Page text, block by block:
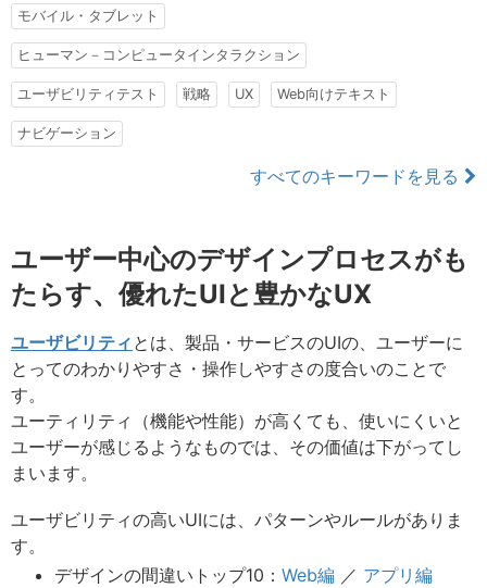
モバイル・タブレット
ヒューマン－コンピュータインタラクション
ユーザビリティテスト 戦略 UX Web向けテキスト
ナビゲーション
すべてのキーワードを見る
ユーザー中心のデザインプロセスがも
たらす、優れたUIと豊かなUX
ユーザビリティ とは、製品・サービスのUIの、ユーザーに
とってのわかりやすさ・操作しやすさの度合いのことで
す。
ユーティリティ（機能や性能）が高くても、使いにくいと
ユーザーが感じるようなものでは、その価値は下がってし
まいます。
ユーザビリティの高いUIには、パターンやルールがありま
す。
デザインの間違いトップ10： Web編 ／ アプリ編